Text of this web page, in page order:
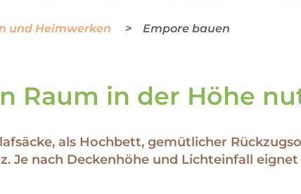
und Heimwerken Empore bauen
Raum in der Höhe
als Hochbett, gemütlicher
Je nach Deckenhöhe und Lichteinfall